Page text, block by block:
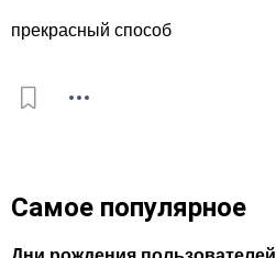
прекрасный способ
Самое популярное